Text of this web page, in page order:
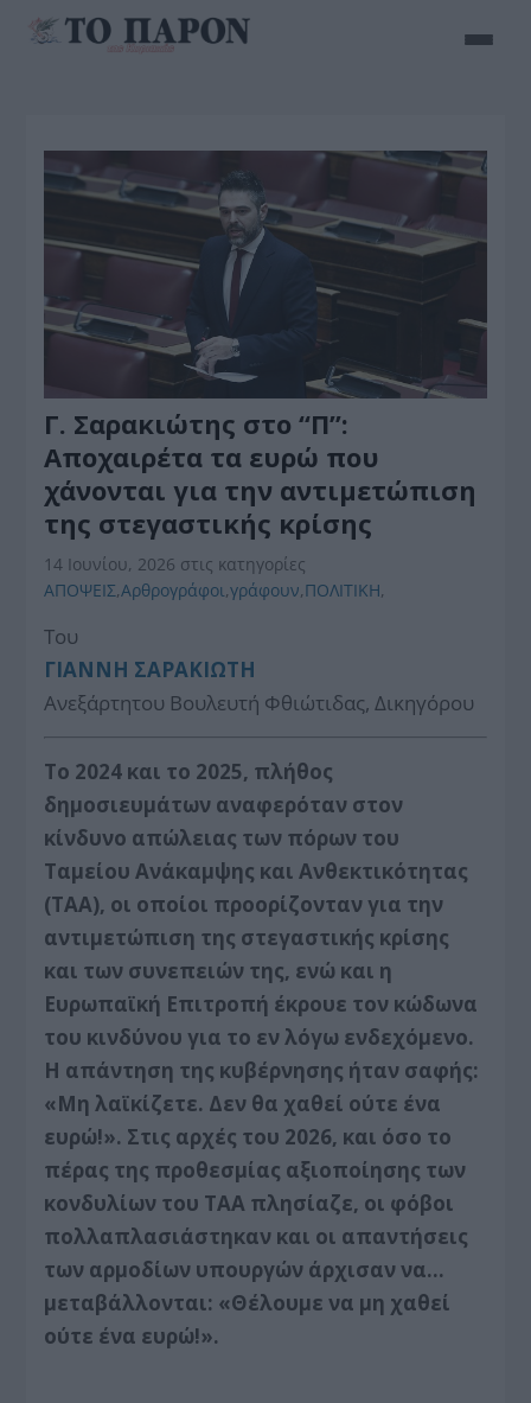
Γ. Σαρακιώτης στο “Π”:
Αποχαιρέτα τα ευρώ που
χάνονται για την αντιμετώπιση
της στεγαστικής κρίσης
14 Ιουνίου, 2026 στις κατηγορίες
ΑΠΟΨΕΙΣ,Αρθρογράφοι,γράφουν,ΠΟΛΙΤΙΚΗ,
Του
ΓΙΑΝΝΗ ΣΑΡΑΚΙΩΤΗ
Ανεξάρτητου Βουλευτή Φθιώτιδας, Δικηγόρου
Το 2024 και το 2025, πλήθος
δημοσιευμάτων αναφερόταν στον
κίνδυνο απώλειας των πόρων του
Ταμείου Ανάκαμψης και Ανθεκτικότητας
(ΤΑΑ), οι οποίοι προορίζονταν για την
αντιμετώπιση της στεγαστικής κρίσης
και των συνεπειών της, ενώ και η
Ευρωπαϊκή Επιτροπή έκρουε τον κώδωνα
του κινδύνου για το εν λόγω ενδεχόμενο.
Η απάντηση της κυβέρνησης ήταν σαφής:
«Μη λαϊκίζετε. Δεν θα χαθεί ούτε ένα
ευρώ!». Στις αρχές του 2026, και όσο το
πέρας της προθεσμίας αξιοποίησης των
κονδυλίων του ΤΑΑ πλησίαζε, οι φόβοι
πολλαπλασιάστηκαν και οι απαντήσεις
των αρμοδίων υπουργών άρχισαν να…
μεταβάλλονται: «Θέλουμε να μη χαθεί
ούτε ένα ευρώ!».